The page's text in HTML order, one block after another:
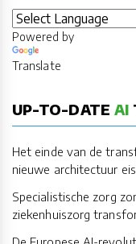
Powered by
Translate
UP-TO-DATE AI
Het einde van de
nieuwe architectuur
Specialistische zorg
ziekenhuiszorg